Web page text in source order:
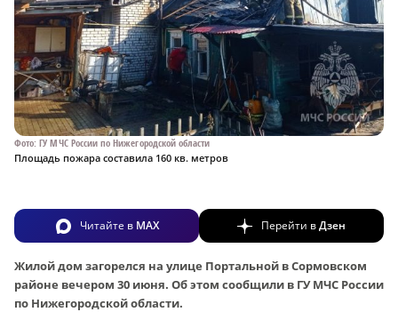
Фото: ГУ МЧС России по Нижегородской области
Площадь пожара составила 160 кв. метров
Читайте в MAX Перейти вДзен
Жилой дом загорелся на улице Портальной в Сормовском
районе вечером 30 июня. Об этом сообщили в ГУ МЧС России
по Нижегородской области.